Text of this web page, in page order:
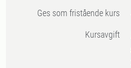
Ges som fristående kurs
Kursavgift